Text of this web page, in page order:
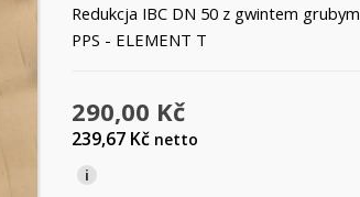
Redukcja IBC DN 50 z gwintem
PPS - ELEMENT T
290,00 Kč
239,67 Kč netto
i